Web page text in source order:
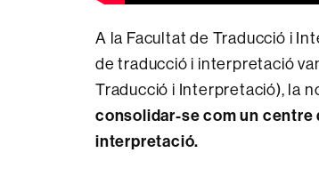
A la Facultat de Traducció i
de traducció i interpretació
Traducció i Interpretació), la
consolidar-se com un
interpretació.